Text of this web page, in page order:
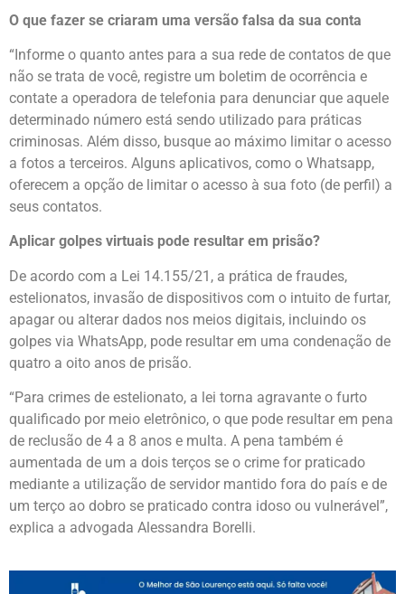
O que fazer se criaram uma versão falsa da sua conta
“Informe o quanto antes para a sua rede de contatos de que
não se trata de você, registre um boletim de ocorrência e
contate a operadora de telefonia para denunciar que aquele
determinado número está sendo utilizado para práticas
criminosas. Além disso, busque ao máximo limitar o acesso
a fotos a terceiros. Alguns aplicativos, como o Whatsapp,
oferecem a opção de limitar o acesso à sua foto (de perfil) a
seus contatos.
Aplicar golpes virtuais pode resultar em prisão?
De acordo com a Lei 14.155/21, a prática de fraudes,
estelionatos, invasão de dispositivos com o intuito de furtar,
apagar ou alterar dados nos meios digitais, incluindo os
golpes via WhatsApp, pode resultar em uma condenação de
quatro a oito anos de prisão.
“Para crimes de estelionato, a lei torna agravante o furto
qualificado por meio eletrônico, o que pode resultar em pena
de reclusão de 4 a 8 anos e multa. A pena também é
aumentada de um a dois terços se o crime for praticado
mediante a utilização de servidor mantido fora do país e de
um terço ao dobro se praticado contra idoso ou vulnerável”,
explica a advogada Alessandra Borelli.